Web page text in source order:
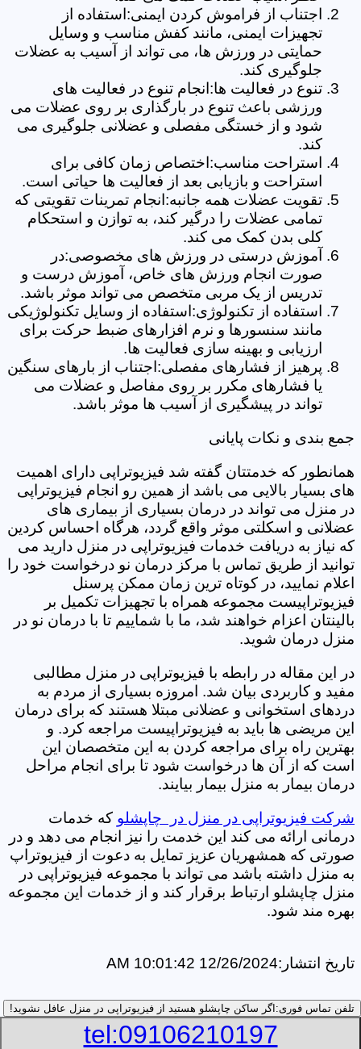
اجتناب از فراموش کردن ایمنی:استفاده از
تجهیزات ایمنی، مانند کفش مناسب و وسایل
حمایتی در ورزش ها، می تواند از آسیب به عضلات
جلوگیری کند.
تنوع در فعالیت ها:انجام تنوع در فعالیت های
ورزشی باعث تنوع در بارگذاری بر روی عضلات می
شود و از خستگی مفصلی و عضلانی جلوگیری می
کند.
استراحت مناسب:اختصاص زمان کافی برای
استراحت و بازیابی بعد از فعالیت ها حیاتی است.
تقویت عضلات همه جانبه:انجام تمرینات تقویتی که
تمامی عضلات را درگیر کند، به توازن و استحکام
کلی بدن کمک می کند.
آموزش درستی در ورزش های مخصوصی:در
صورت انجام ورزش های خاص، آموزش درست و
تدریس از یک مربی متخصص می تواند موثر باشد.
استفاده از تکنولوژی:استفاده از وسایل تکنولوژیکی
مانند سنسورها و نرم افزارهای ضبط حرکت برای
ارزیابی و بهینه سازی فعالیت ها.
پرهیز از فشارهای مفصلی:اجتناب از بارهای سنگین
یا فشارهای مکرر بر روی مفاصل و عضلات می
تواند در پیشگیری از آسیب ها موثر باشد.
جمع بندی و نکات پایانی
همانطور که خدمتتان گفته شد فیزیوتراپی دارای اهمیت
های بسیار بالایی می باشد از همین رو انجام فیزیوتراپی
در منزل می تواند در درمان بسیاری از بیماری های
عضلانی و اسکلتی موثر واقع گردد، هرگاه احساس کردین
که نیاز به دریافت خدمات فیزیوتراپی در منزل دارید می
توانید از طریق تماس با مرکز درمان نو درخواست خود را
اعلام نمایید، در کوتاه ترین زمان ممکن پرسنل
فیزیوتراپیست مجموعه همراه با تجهیزات تکمیل بر
بالینتان اعزام خواهند شد، ما با شماییم تا با درمان نو در
منزل درمان شوید.
در این مقاله در رابطه با فیزیوتراپی در منزل مطالبی
مفید و کاربردی بیان شد. امروزه بسیاری از مردم به
دردهای استخوانی و عضلانی مبتلا هستند که برای درمان
این مریضی ها باید به فیزیوتراپیست مراجعه کرد. و
بهترین راه برای مراجعه کردن به این متخصصان این
است که از آن ها درخواست شود تا برای انجام مراحل
درمان بیمار به منزل بیمار بیایند.
شرکت فیزیوتراپی در منزل در چاپشلو که خدمات
درمانی ارائه می کند این خدمت را نیز انجام می دهد و در
صورتی که همشهریان عزیز تمایل به دعوت از فیزیوتراپ
به منزل داشته باشد می تواند با مجموعه فیزیوتراپی در
منزل چاپشلو ارتباط برقرار کند و از خدمات این مجموعه
بهره مند شود.
تاریخ انتشار:12/26/2024 10:01:42 AM
تلفن تماس فوری: اگر ساکن چاپشلو هستید از فیزیوتراپی در منزل عافل نشوید!
tel:09106210197